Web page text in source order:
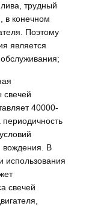
трудный
в конечном
Поэтому
является
свечей
40000-
вождения. В
использования
свечей